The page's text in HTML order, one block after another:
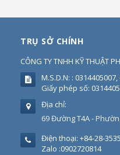
TRỤ SỞ CHÍNH
CÔNG TY TNHH KỸ THUẬT
M.S.D.N: :
Giấy phép số:
Địa chỉ:
69 Đường T4A -
Điện thoại: +84-28-
Zalo :0902720814